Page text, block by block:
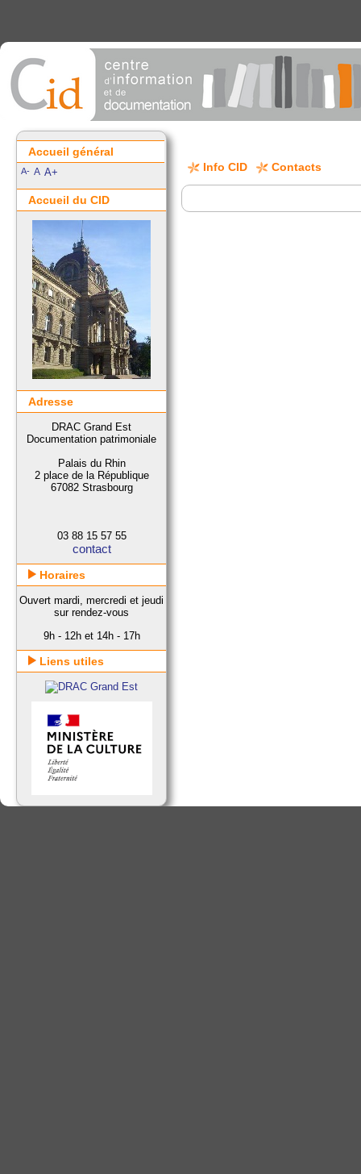
Info CID Contacts
Accueil général
A- A A+
Accueil du CID
Adresse
DRAC Grand Est
Documentation patrimoniale
Palais du Rhin
2 place de la République
67082 Strasbourg
03 88 15 57 55
contact
Horaires
Ouvert mardi, mercredi et jeudi
sur rendez-vous
9h - 12h et 14h - 17h
Liens utiles